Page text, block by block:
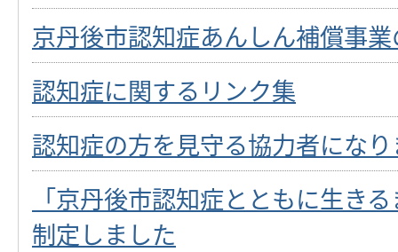
京丹後市認知症あんしん補償事
認知症に関するリンク集
認知症の方を見守る協力者にな
「京丹後市認知症とともに生き
制定しました